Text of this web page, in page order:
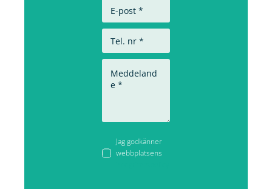
Jag godkänner
webbplatsens